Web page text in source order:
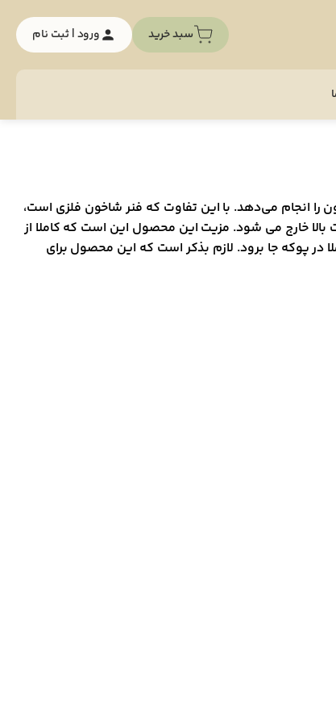
سبد خرید ورود | ثبت نام
را انجام می‌دهد. با این تفاوت که فنر شاخون فلزی است،
خارج می شود. مزیت این محصول این است که کاملا از
در پوکه جا برود. لازم بذکر است که این محصول برای